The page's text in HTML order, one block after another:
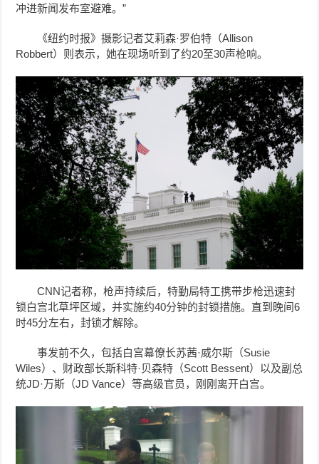
冲进新闻发布室避难。”
《纽约时报》摄影记者艾莉森·罗伯特（Allison
Robbert）则表示，她在现场听到了约20至30声枪响。
CNN记者称，枪声持续后，特勤局特工携带步枪迅速封
锁白宫北草坪区域，并实施约40分钟的封锁措施。直到晚间6
时45分左右，封锁才解除。
事发前不久，包括白宫幕僚长苏茜·威尔斯（Susie
Wiles）、财政部长斯科特·贝森特（Scott Bessent）以及副总
统JD·万斯（JD Vance）等高级官员，刚刚离开白宫。